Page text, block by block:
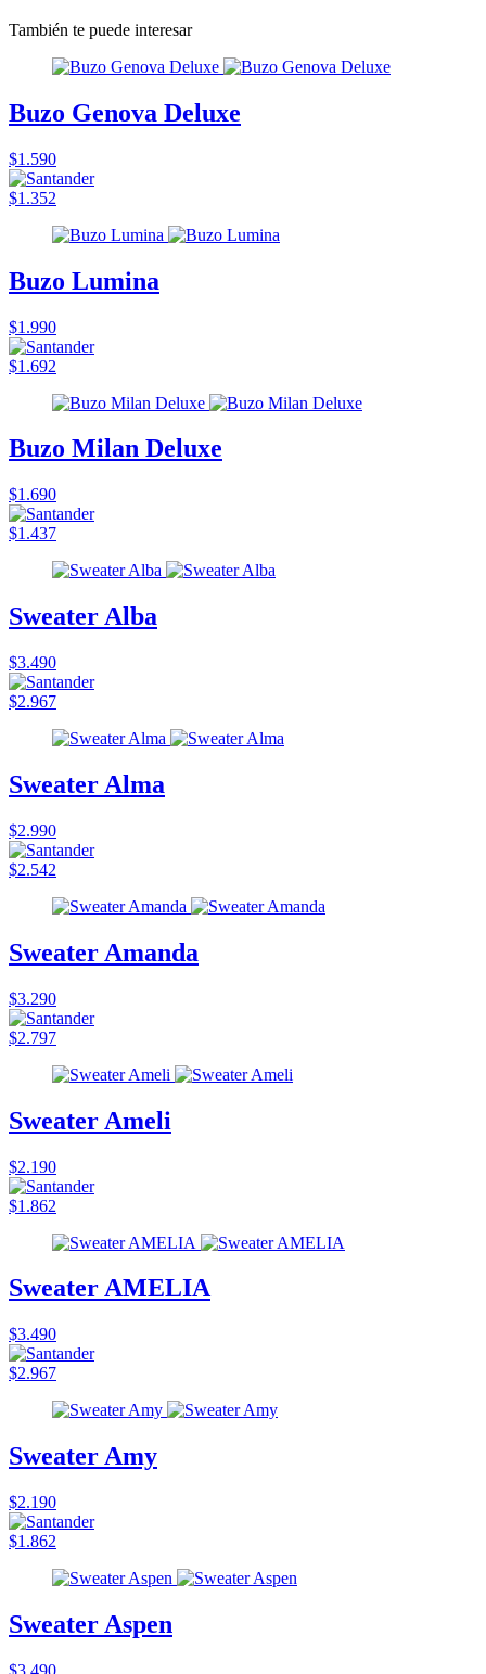
También te puede interesar
Buzo Genova Deluxe
$1.590
$1.352
Buzo Lumina
$1.990
$1.692
Buzo Milan Deluxe
$1.690
$1.437
Sweater Alba
$3.490
$2.967
Sweater Alma
$2.990
$2.542
Sweater Amanda
$3.290
$2.797
Sweater Ameli
$2.190
$1.862
Sweater AMELIA
$3.490
$2.967
Sweater Amy
$2.190
$1.862
Sweater Aspen
$3.490